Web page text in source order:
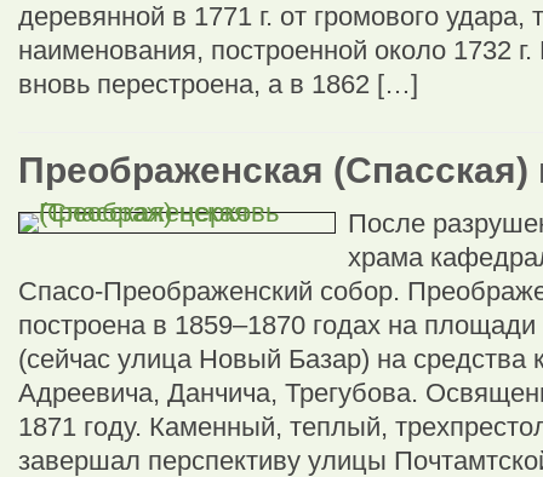
деревянной в 1771 г. от громового удара,
наименования, построенной около 1732 г.
вновь перестроена, а в 1862 […]
Преображенская (Спасская)
После
храма
Спасо-Преображенский собор.
построена в 1859–1870 годах на
(сейчас улица Новый Базар) на средства
Адреевича, Данчича, Трегубова.
1871 году. Каменный, теплый,
завершал перспективу улицы